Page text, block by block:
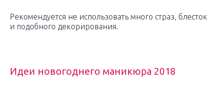
Рекомендуется не использовать много страз, блесток
и подобного декорирования.
Идеи новогоднего маникюра 2018